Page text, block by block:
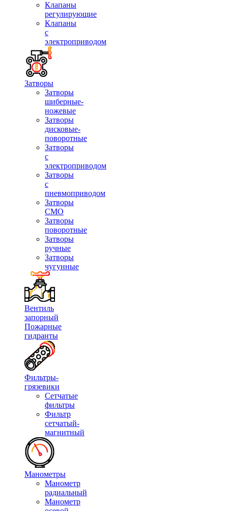
Клапаны
регулирующие
Клапаны
с
электроприводом
Затворы
Затворы
шиберные-
ножевые
Затворы
дисковые-
поворотные
Затворы
с
электроприводом
Затворы
с
пневмоприводом
Затворы
СМО
Затворы
поворотные
Затворы
ручные
Затворы
чугунные
Вентиль
запорный
Пожарные
гидранты
Фильтры-
грязевики
Сетчатые
фильтры
Фильтр
сетчатый-
магнитный
Манометры
Манометр
радиальный
Манометр